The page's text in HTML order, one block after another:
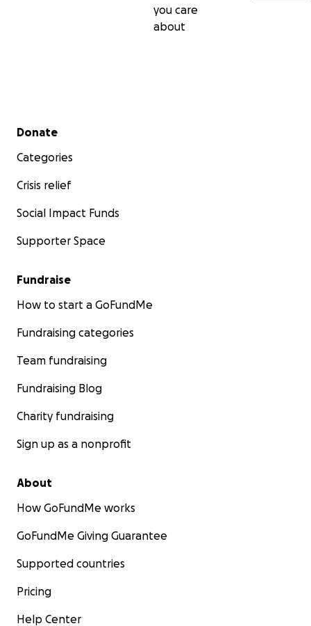
you care
about
Secondary menu
Donate
Categories
Crisis relief
Social Impact Funds
Supporter Space
Fundraise
How to start a GoFundMe
Fundraising categories
Team fundraising
Fundraising Blog
Charity fundraising
Sign up as a nonprofit
About
How GoFundMe works
GoFundMe Giving Guarantee
Supported countries
Pricing
Help Center